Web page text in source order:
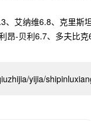
、艾纳维6.8、克里斯
昂-贝利6.7、多夫比
yijia/